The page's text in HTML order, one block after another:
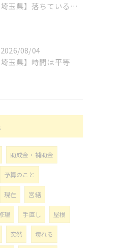
【埼玉県】落ちているもの
2026/08/04
埼玉県】時間は平等
助成金・補助金
予算のこと
現在 営繕
理 手直し 屋根
突然 壊れる